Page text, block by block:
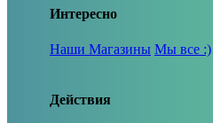
Интересно
Наши Магазины Мы все :)
Действия